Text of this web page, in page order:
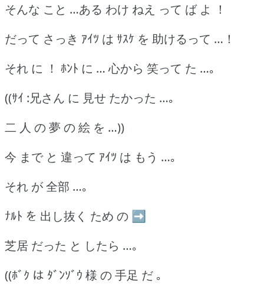
そんな こと …ある わけ ねえ って ば よ ！
だって さっき ｱｲﾂ は ｻｽｹ を 助けるって …！
それ に ！ ﾎﾝﾄ に … 心から 笑って た …｡
((ｻｲ :兄さん に 見せ たかった …｡
二 人 の 夢 の 絵 を …))
今 まで と 違って ｱｲﾂ は もう …｡
それ が 全部 …｡
ﾅﾙﾄ を 出し抜く ため の ➡
芝居 だった と したら …｡
((ﾎﾞｸ は ﾀﾞﾝｿﾞｳ 様 の 手足 だ ｡